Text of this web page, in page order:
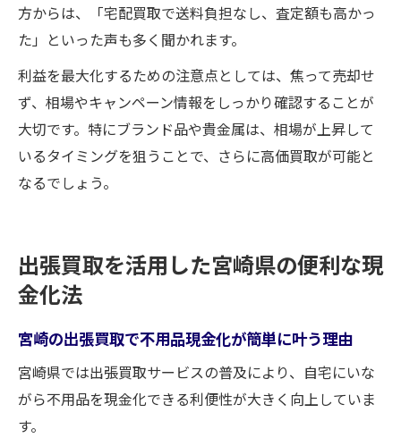
方からは、「宅配買取で送料負担なし、査定額も高かっ
た」といった声も多く聞かれます。
利益を最大化するための注意点としては、焦って売却せ
ず、相場やキャンペーン情報をしっかり確認することが
大切です。特にブランド品や貴金属は、相場が上昇して
いるタイミングを狙うことで、さらに高価買取が可能と
なるでしょう。
出張買取を活用した宮崎県の便利な現
金化法
宮崎の出張買取で不用品現金化が簡単に叶う理由
宮崎県では出張買取サービスの普及により、自宅にいな
がら不用品を現金化できる利便性が大きく向上していま
す。